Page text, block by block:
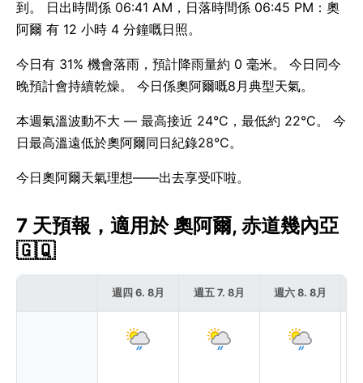
到。 日出時間係 06:41 AM，日落時間係 06:45 PM：奧
阿爾 有 12 小時 4 分鐘嘅日照。
今日有 31% 機會落雨，預計降雨量約 0 毫米。 今日同今
晚預計會持續乾燥。 今日係奧阿爾嘅8月典型天氣。
本週氣溫波動不大 — 最高接近 24°C，最低約 22°C。 今
日最高溫遠低於奧阿爾同日紀錄28°C。
今日奧阿爾天氣理想——出去享受吓啦。
7 天預報，適用於 奧阿爾, 赤道幾內亞
🇬🇶
週四 6. 8月 週五 7. 8月 週六 8. 8月